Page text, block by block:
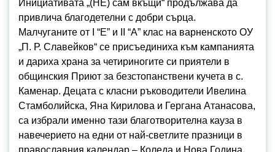
Инициативата „(НЕ) сам вкъщи“ продължава да
привлича благодетелни с добри сърца.
Малчуганите от I “E” и II “А” клас на варненското ОУ
„П. Р. Славейков“ се присъединиха към кампанията
и дариха храна за четириногите си приятели в
общинския Приют за безстопанствени кучета в с.
Каменар. Децата с класни ръководители Ивелина
Стамболийска, Яна Кирилова и Гергана Атанасова,
са избрали именно тази благотворителна кауза в
навечерието на едни от най-светлите празници в